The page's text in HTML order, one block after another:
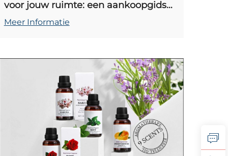
voor jouw ruimte: een aankoopgids
voor 2026
Meer Informatie